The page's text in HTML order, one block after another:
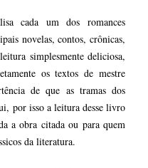
cada um dos romances
novelas, contos, crônicas,
simplesmente deliciosa,
os textos de mestre
de que as tramas dos
por isso a leitura desse livro
a obra citada ou para quem
da literatura.